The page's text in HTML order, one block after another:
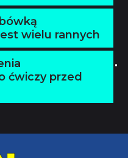
wielu rannych
ćwiczy przed